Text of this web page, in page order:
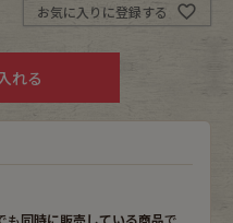
Kidswear
ーから探す
お気に入りに登録する
れる
も同時に販売している商品で